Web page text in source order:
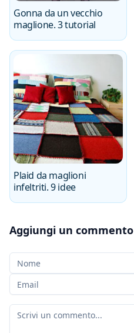
Gonna da un vecchio
maglione. 3 tutorial
Plaid da maglioni
infeltriti. 9 idee
Aggiungi un commento
Il tuo nome
La tua e-mail
Il tuo commento